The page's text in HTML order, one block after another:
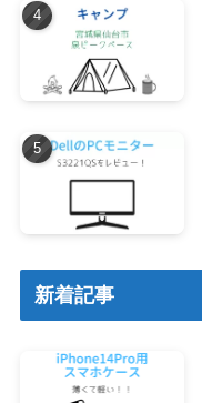
新着記事